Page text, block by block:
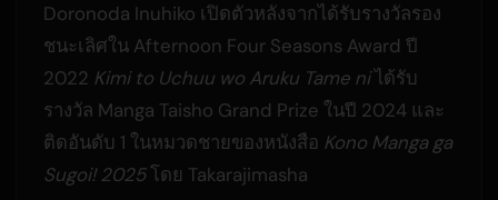
Doronoda Inuhiko เปิดตัวหลังจากได้รับรางวัลรอง
ชนะเลิศใน Afternoon Four Seasons Award ปี
2022 Kimi to Uchuu wo Aruku Tame niได้รับ
รางวัล Manga Taisho Grand Prize ในปี 2024 และ
ติดอันดับ 1 ในหมวดชายของหนังสือ Kono Manga ga
Sugoi! 2025โดย Takarajimasha